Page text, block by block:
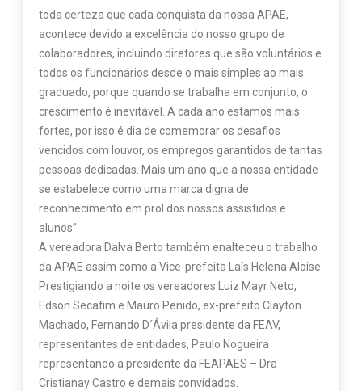
toda certeza que cada conquista da nossa APAE,
acontece devido a excelência do nosso grupo de
colaboradores, incluindo diretores que são voluntários e
todos os funcionários desde o mais simples ao mais
graduado, porque quando se trabalha em conjunto, o
crescimento é inevitável. A cada ano estamos mais
fortes, por isso é dia de comemorar os desafios
vencidos com louvor, os empregos garantidos de tantas
pessoas dedicadas. Mais um ano que a nossa entidade
se estabelece como uma marca digna de
reconhecimento em prol dos nossos assistidos e
alunos”.
A vereadora Dalva Berto também enalteceu o trabalho
da APAE assim como a Vice-prefeita Laís Helena Aloise.
Prestigiando a noite os vereadores Luiz Mayr Neto,
Edson Secafim e Mauro Penido, ex-prefeito Clayton
Machado, Fernando D´Ávila presidente da FEAV,
representantes de entidades, Paulo Nogueira
representando a presidente da FEAPAES – Dra
Cristianay Castro e demais convidados.